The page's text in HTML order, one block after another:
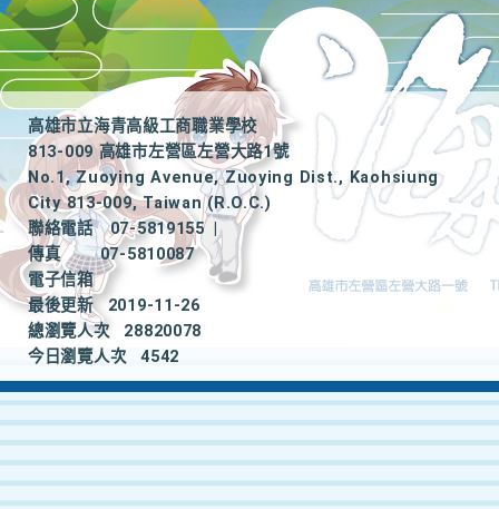
高雄市立海青高級工商職業學校
813-009 高雄市左營區左營大路1號
No.1, Zuoying Avenue, Zuoying Dist., Kaohsiung
City 813-009, Taiwan (R.O.C.)
聯絡電話
07-5819155
|
傳真
07-5810087
電子信箱
最後更新
2019-11-26
總瀏覽人次
28820078
今日瀏覽人次
4542